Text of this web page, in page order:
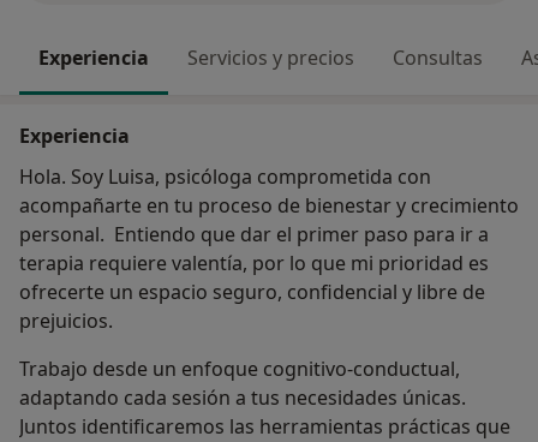
Experiencia Servicios y precios Consultas
Experiencia
Hola. Soy Luisa, psicóloga comprometida con
acompañarte en tu proceso de bienestar y crecimiento
personal. Entiendo que dar el primer paso para ir a
terapia requiere valentía, por lo que mi prioridad es
ofrecerte un espacio seguro, confidencial y libre de
prejuicios.
Trabajo desde un enfoque cognitivo-conductual,
adaptando cada sesión a tus necesidades únicas.
Juntos identificaremos las herramientas prácticas que